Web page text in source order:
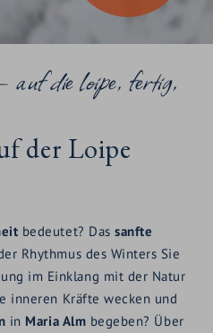
die loipe, fertig,
der Loipe
bedeutet? Dassanfte
Rhythmus des Winters Sie
im Einklang mit der Natur
inneren Kräfte wecken und
in Maria Alm begeben? Über